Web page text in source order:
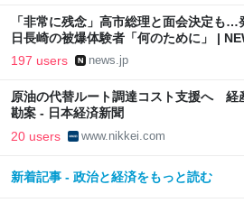
「非常に残念」高市総理と面会決定も
日長崎の被爆体験者「何のために」 |
197 users news.jp
原油の代替ルート調達コスト支援へ 経
勘案 - 日本経済新聞
20 users www.nikkei.com
新着記事 - 政治と経済をもっと読む